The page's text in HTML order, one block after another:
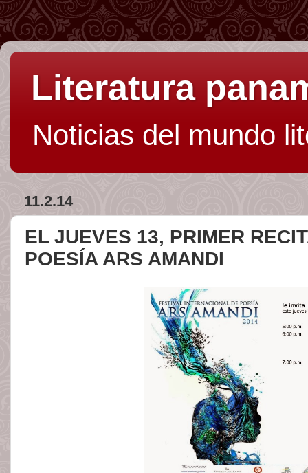
Literatura
Noticias del mundo
11.2.14
EL JUEVES 13, PRIMER
POESÍA ARS AMANDI